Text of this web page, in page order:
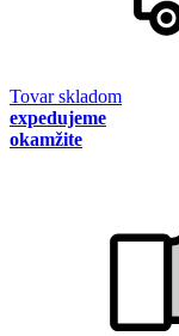
Tovar skladom
expedujeme
okamžite